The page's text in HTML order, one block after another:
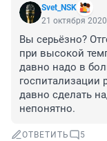
Svet_NSK
21 октября
Вы серьёзно?
при высокой
давно надо в
давно сделать
непонятно.
ОТВЕТИТЬ 5